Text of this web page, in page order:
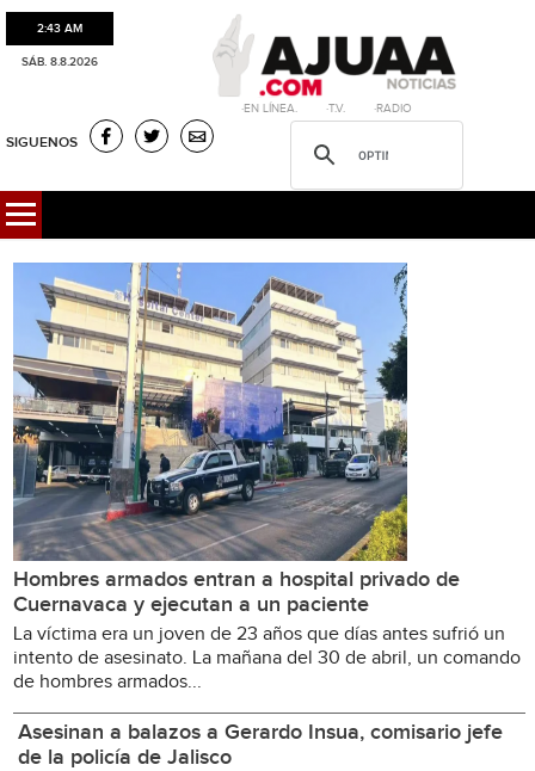
2:43 AM
SÁB. 8.8.2026
·EN LÍNEA. ·T.V. ·RADIO
SIGUENOS
Hombres armados entran a hospital privado de
Cuernavaca y ejecutan a un paciente
La víctima era un joven de 23 años que días antes sufrió un
intento de asesinato. La mañana del 30 de abril, un comando
de hombres armados...
Asesinan a balazos a Gerardo Insua, comisario jefe
de la policía de Jalisco